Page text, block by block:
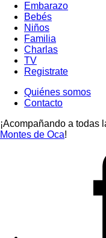
Embarazo
Bebés
Niños
Familia
Charlas
TV
Registrate
Quiénes somos
Contacto
¡Acompañando a todas
Montes de Oca!